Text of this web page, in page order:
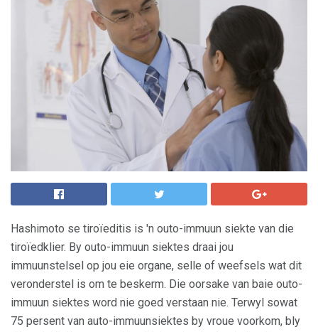
Hashimoto se tiroïeditis is 'n outo-immuun siekte van die
tiroïedklier. By outo-immuun siektes draai jou
immuunstelsel op jou eie organe, selle of weefsels wat dit
veronderstel is om te beskerm. Die oorsake van baie outo-
immuun siektes word nie goed verstaan ​​nie. Terwyl sowat
75 persent van auto-immuunsiektes by vroue voorkom, bly